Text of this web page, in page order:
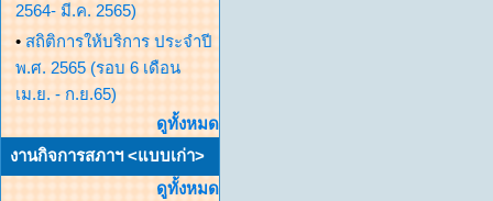
2564- มี.ค. 2565)
• สถิติการให้บริการ ประจำปี
พ.ศ. 2565 (รอบ 6 เดือน
เม.ย. - ก.ย.65)
ดูทั้งหมด
งานกิจการสภาฯ <แบบเก่า>
ดูทั้งหมด